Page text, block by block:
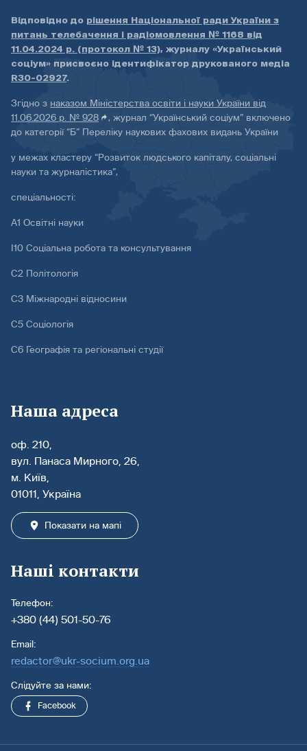
Відповідно до рішення Національної ради України з
питань телебачення і радіомовлення № 1168 від
11.04.2024 р. (протокол № 13), журналу «Український
соціум» присвоєно ідентифікатор друкованого медіа
R30-02927.
Згідно з наказом Міністерства освіти і науки України від
11.06.2026 р. № 928
, журнал “Український соціум” включено
до категорії “Б” Переліку наукових фахових видань України
у межах кластеру “Розвиток людського капіталу, соціальні
науки та журналістика”,
спеціальності:
А1 Освітні науки
І10 Соціальна робота та консультування
С2 Політологія
С3 Міжнародні відносини
С5 Соціологія
С6 Географія та регіональні студії
Наша адреса
оф. 210,
вул. Панаса Мирного, 26,
м. Київ,
01011, Україна
Показати на мапі
Наші контакти
Телефон:
+380 (44) 501-50-76
Email:
redactor@ukr-socium.org.ua
Слідуйте за нами:
Facebook